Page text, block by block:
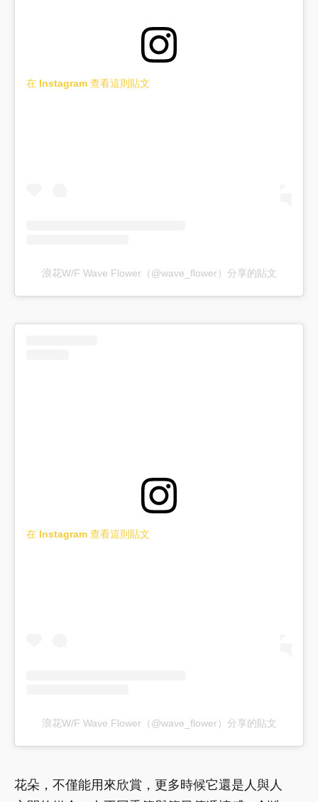
在 Instagram 查看這則貼文
浪花W/F Wave Flower（@wave_flower）分享的貼文
在 Instagram 查看這則貼文
浪花W/F Wave Flower（@wave_flower）分享的貼文
花朵，不僅能用來欣賞，更多時候它還是人與人